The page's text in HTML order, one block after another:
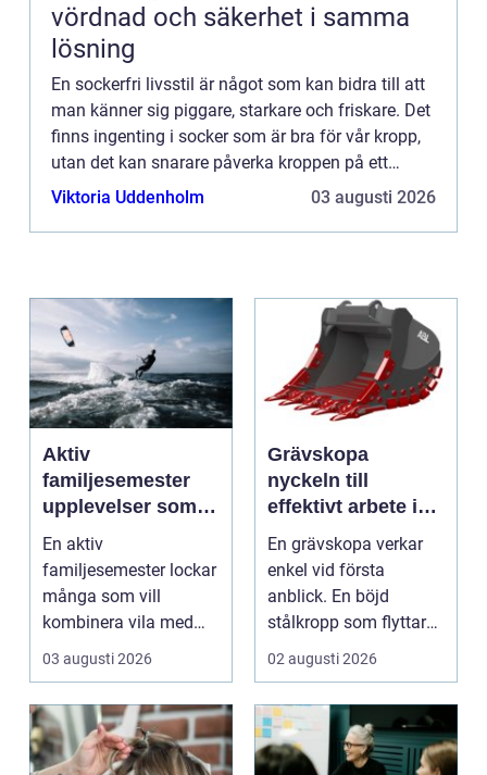
vördnad och säkerhet i samma
lösning
En sockerfri livsstil är något som kan bidra till att
man känner sig piggare, starkare och friskare. Det
finns ingenting i socker som är bra för vår kropp,
utan det kan snarare påverka kroppen på ett
negati...
Viktoria Uddenholm 03 augusti 2026
Aktiv
familjesemester
upplevelser som
alla i familjen
minns
En aktiv
familjesemester lockar
många som vill
kombinera vila med
rörelse, gemenskap
03 augusti 2026
Grävskopa
nyckeln till
effektivt arbete i
mark och material
En grävskopa verkar
enkel vid första
anblick. En böjd
stålkropp som flyttar
jord, sten eller
02 augusti 2026